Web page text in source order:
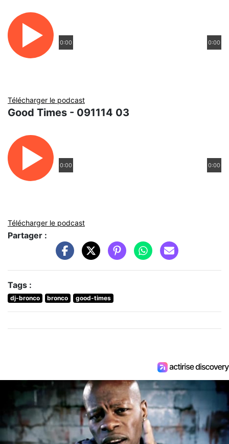
0:00 0:00
Télécharger le podcast
Good Times - 091114 03
0:00 0:00
Télécharger le podcast
Partager :
Tags :
dj-bronco bronco good-times